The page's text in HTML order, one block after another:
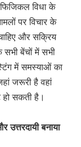
फिजिकल विधा के
पर विचार के
और सक्रिय
सभी बेंचों में सभी
में समस्याओं का
जरूरी है वहां
हो सकती है।
बनाया